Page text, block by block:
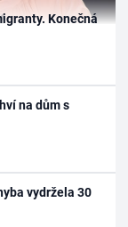
Konečná
na dům s
vydržela 30